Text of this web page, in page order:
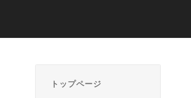
トップページ